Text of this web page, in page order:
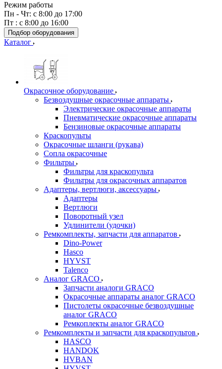
Режим работы
Пн - Чт: с 8:00 до 17:00
Пт : с 8:00 до 16:00
Подбор оборудования
Каталог
Окрасочное оборудование
Безвоздушные окрасочные аппараты
Электрические окрасочные аппараты
Пневматические окрасочные аппараты
Бензиновые окрасочные аппараты
Краскопульты
Окрасочные шланги (рукава)
Сопла окрасочные
Фильтры
Фильтры для краскопульта
Фильтры для окрасочных аппаратов
Адаптеры, вертлюги, аксессуары
Адаптеры
Вертлюги
Поворотный узел
Удлинители (удочки)
Ремкомплекты, запчасти для аппаратов
Dino-Power
Hasco
HYVST
Talenco
Аналог GRACO
Запчасти аналоги GRACO
Окрасочные аппараты аналог GRACO
Пистолеты окрасочные безвоздушные
аналог GRACO
Ремкоплекты аналог GRACO
Ремкомплекты и запчасти для краскопультов
HASCO
HANDOK
HVBAN